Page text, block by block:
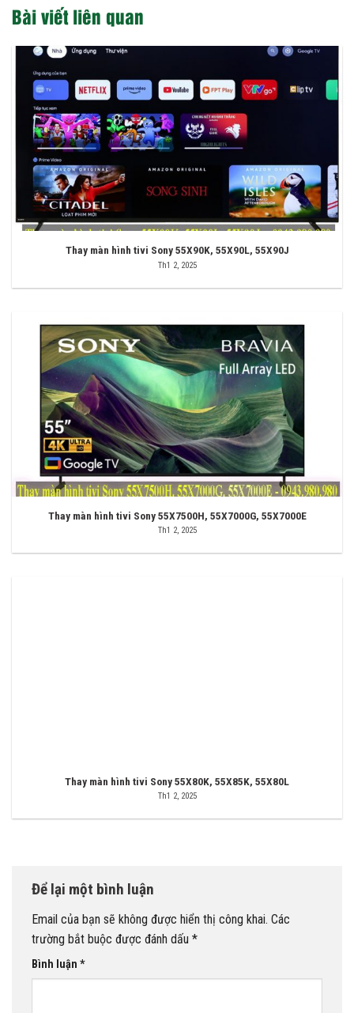
Bài viết liên quan
Thay màn hình tivi Sony 55X90K, 55X90L, 55X90J
Th1 2, 2025
Thay màn hình tivi Sony 55X7500H, 55X7000G, 55X7000E
Th1 2, 2025
Thay màn hình tivi Sony 55X80K, 55X85K, 55X80L
Th1 2, 2025
Để lại một bình luận
Email của bạn sẽ không được hiển thị công khai. Các
trường bắt buộc được đánh dấu *
Bình luận *